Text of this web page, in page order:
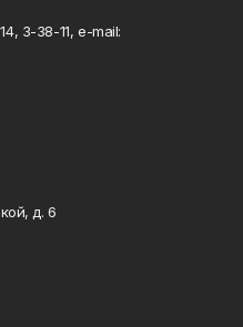
3-38-11, e-mail:
д. 6